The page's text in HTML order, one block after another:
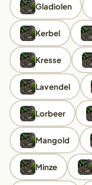
Gladiolen
Kerbel
Kresse
Lavendel
Lorbeer
Mangold
Minze